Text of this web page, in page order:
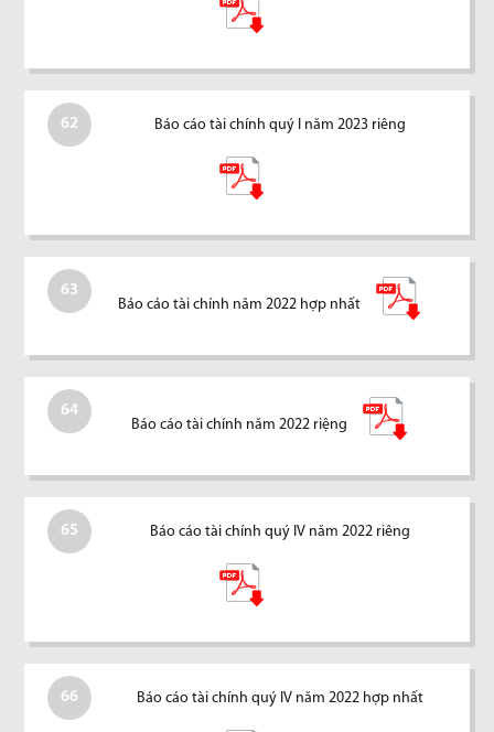
62 Báo cáo tài chính quý I năm 2023 riêng
63
Báo cáo tài chính năm 2022 hợp nhất
64
Báo cáo tài chính năm 2022 riệng
65 Báo cáo tài chính quý IV năm 2022 riêng
66 Báo cáo tài chính quý IV năm 2022 hợp nhất